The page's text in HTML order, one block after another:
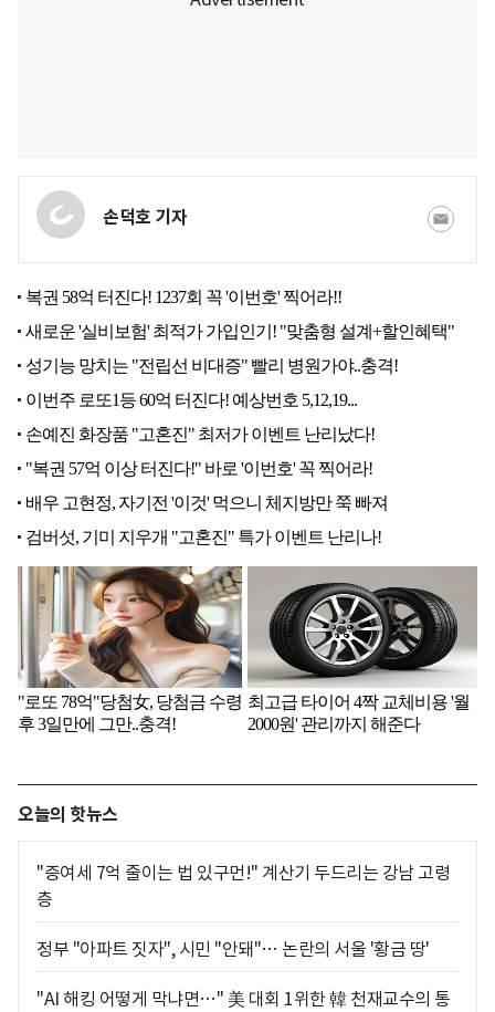
손덕호 기자
오늘의 핫뉴스
"증여세 7억 줄이는 법 있구먼!" 계산기 두드리는 강남 고령
층
정부 "아파트 짓자", 시민 "안돼"… 논란의 서울 '황금 땅'
"AI 해킹 어떻게 막냐면…" 美 대회 1위한 韓 천재교수의 통